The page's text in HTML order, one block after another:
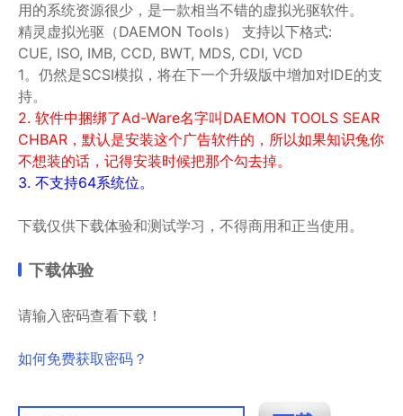
用的系统资源很少，是一款相当不错的虚拟光驱软件。
精灵虚拟光驱（DAEMON Tools） 支持以下格式:
CUE, ISO, IMB, CCD, BWT, MDS, CDI, VCD
1。仍然是SCSI模拟，将在下一个升级版中增加对IDE的支
持。
2. 软件中捆绑了Ad-Ware名字叫DAEMON TOOLS SEAR
CHBAR，默认是安装这个广告软件的，所以如果知识兔你
不想装的话，记得安装时候把那个勾去掉。
3. 不支持64系统位。
下载仅供下载体验和测试学习，不得商用和正当使用。
下载体验
请输入密码查看下载！
如何免费获取密码？